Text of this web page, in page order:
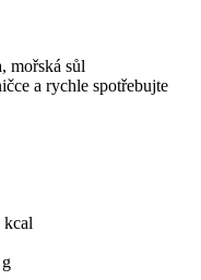
mořská sůl
a rychle spotřebujte
kcal
g